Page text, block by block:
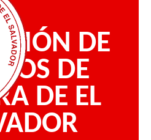
DE
DE
DE EL